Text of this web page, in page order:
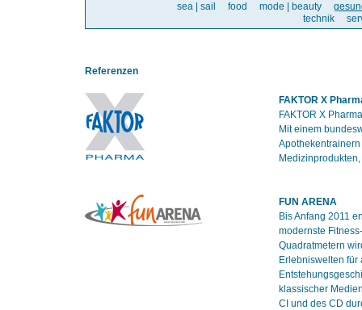
sea | sail food mode | beauty
technik
Referenzen
FAKTOR X
FAKTOR X
Mit einem
Apothekentrainern
FUN ARENA
Bis Anfang 2011
modernste
Quadratmetern
Erlebniswelten für
klassischer
CI und des CD